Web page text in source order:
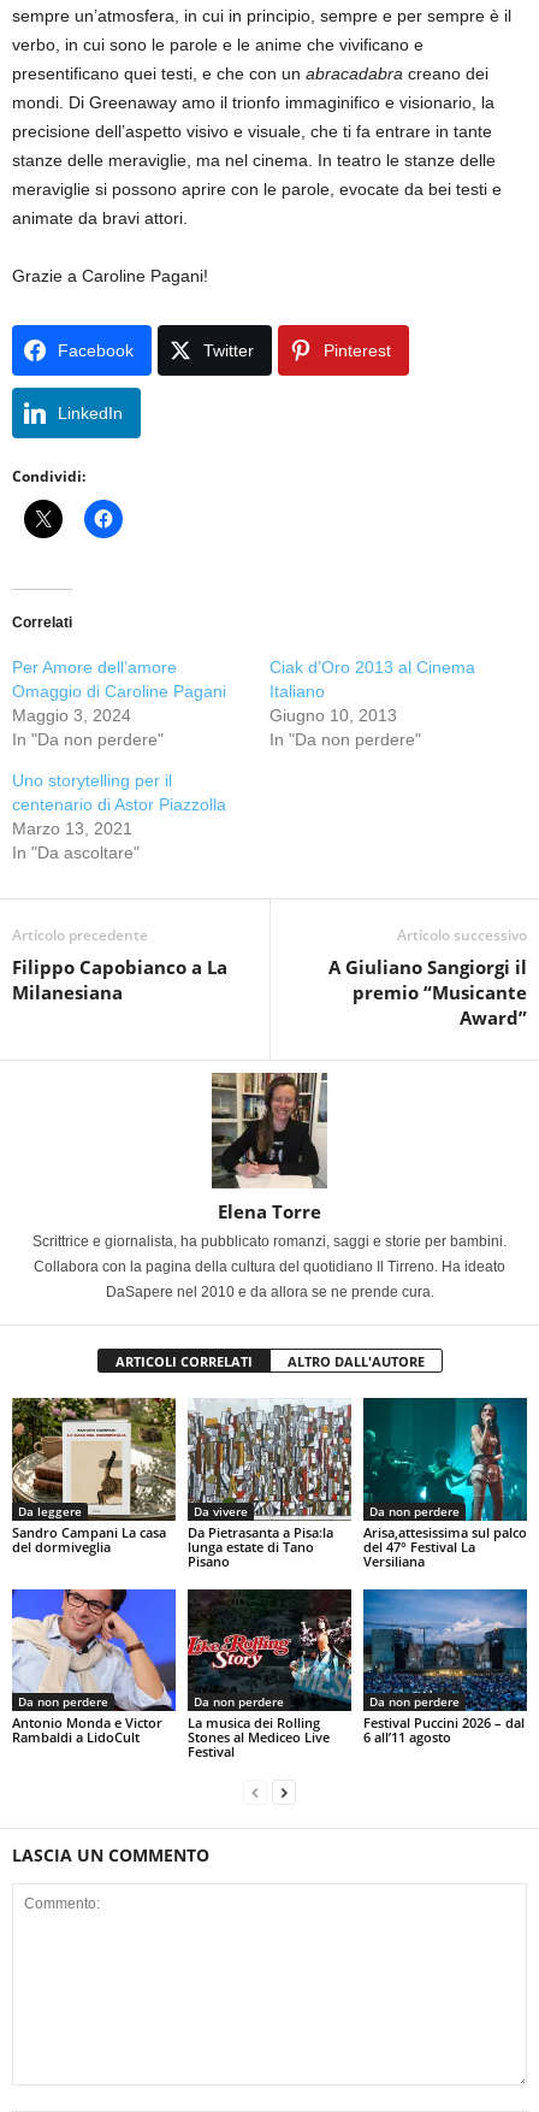
sempre un’atmosfera, in cui in principio, sempre e per sempre è il
verbo, in cui sono le parole e le anime che vivificano e
presentificano quei testi, e che con un abracadabra creano dei
mondi. Di Greenaway amo il trionfo immaginifico e visionario, la
precisione dell’aspetto visivo e visuale, che ti fa entrare in tante
stanze delle meraviglie, ma nel cinema. In teatro le stanze delle
meraviglie si possono aprire con le parole, evocate da bei testi e
animate da bravi attori.
Grazie a Caroline Pagani!
Facebook Twitter Pinterest
LinkedIn
Condividi:
Correlati
Per Amore dell’amore
Omaggio di Caroline Pagani
Maggio 3, 2024
In "Da non perdere"
Ciak d’Oro 2013 al Cinema
Italiano
Giugno 10, 2013
In "Da non perdere"
Uno storytelling per il
centenario di Astor Piazzolla
Marzo 13, 2021
In "Da ascoltare"
Articolo precedente
Filippo Capobianco a La
Milanesiana
Articolo successivo
A Giuliano Sangiorgi il
premio “Musicante
Award”
Elena Torre
Scrittrice e giornalista, ha pubblicato romanzi, saggi e storie per bambini.
Collabora con la pagina della cultura del quotidiano Il Tirreno. Ha ideato
DaSapere nel 2010 e da allora se ne prende cura.
ARTICOLI CORRELATI ALTRO DALL'AUTORE
Da leggere
Sandro Campani La casa
del dormiveglia
Da vivere
Da Pietrasanta a Pisa:la
lunga estate di Tano
Pisano
Da non perdere
Arisa,attesissima sul palco
del 47° Festival La
Versiliana
Da non perdere
Antonio Monda e Victor
Rambaldi a LidoCult
Da non perdere
La musica dei Rolling
Stones al Mediceo Live
Festival
Da non perdere
Festival Puccini 2026 – dal
6 all’11 agosto
LASCIA UN COMMENTO